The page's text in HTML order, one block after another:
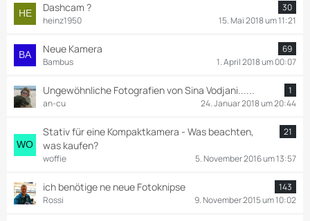
Dashcam ?
30
heinz1950
15. Mai 2018 um 11:21
Neue Kamera
69
Bambus
1. April 2018 um 00:07
Ungewöhnliche Fotografien von Sina Vodjani......
1
an-cu
24. Januar 2018 um 20:44
Stativ für eine Kompaktkamera - Was beachten,
was kaufen?
21
woffie 5. November 2016 um 13:57
ich benötige ne neue Fotoknipse
143
Rossi
9. November 2015 um 10:02